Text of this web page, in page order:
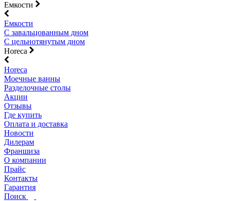
Емкости
Емкости
С завальцованным дном
С цельнотянутым дном
Horeca
Horeca
Моечные ванны
Разделочные столы
Акции
Отзывы
Где купить
Оплата и доставка
Новости
Дилерам
Франшиза
О компании
Прайс
Контакты
Гарантия
Поиск